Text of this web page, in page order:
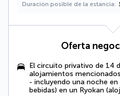
Duración posible de la estancia
Oferta
El circuito privativo de 14
alojamientos
- incluyendo una noche
bebidas) en un Ryokan